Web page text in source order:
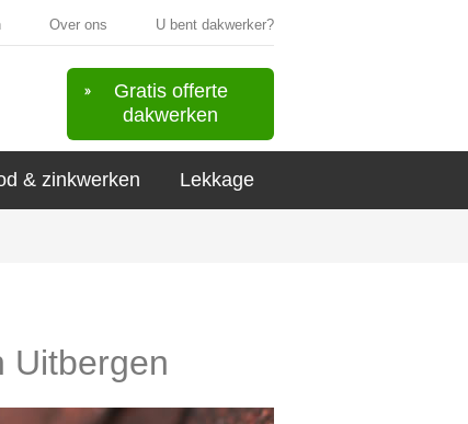
Over ons U bent dakwerker?
Gratis offerte
dakwerken
& zinkwerken Lekkage
Uitbergen